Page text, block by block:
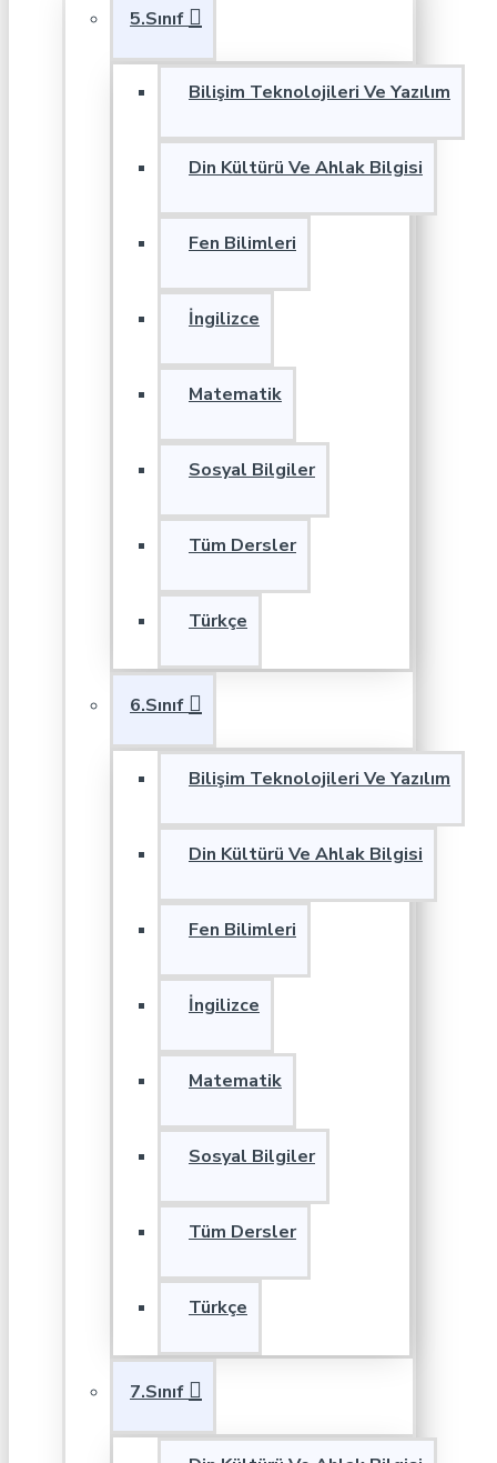
5.Sınıf
Bilişim Teknolojileri Ve Yazılım
Din Kültürü Ve Ahlak Bilgisi
Fen Bilimleri
İngilizce
Matematik
Sosyal Bilgiler
Tüm Dersler
Türkçe
6.Sınıf
Bilişim Teknolojileri Ve Yazılım
Din Kültürü Ve Ahlak Bilgisi
Fen Bilimleri
İngilizce
Matematik
Sosyal Bilgiler
Tüm Dersler
Türkçe
7.Sınıf